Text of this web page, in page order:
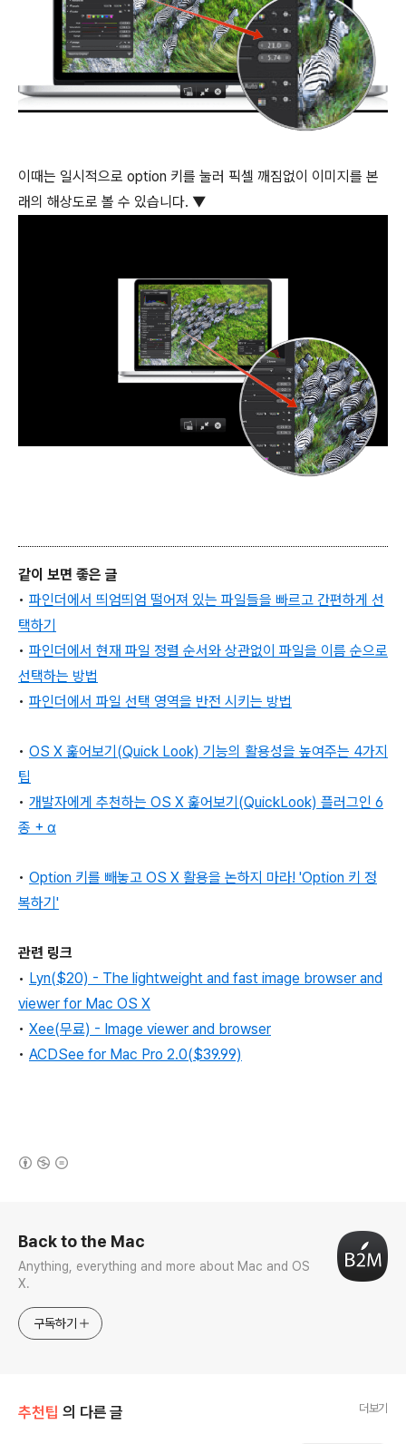
이때는 일시적으로 option 키를 눌러 픽셀 깨짐없이 이미지를 본
래의 해상도로 볼 수 있습니다. ▼
같이 보면 좋은 글
• 파인더에서 띄엄띄엄 떨어져 있는 파일들을 빠르고 간편하게 선
택하기
• 파인더에서 현재 파일 정렬 순서와 상관없이 파일을 이름 순으로
선택하는 방법
• 파인더에서 파일 선택 영역을 반전 시키는 방법
• OS X 훑어보기(Quick Look) 기능의 활용성을 높여주는 4가지
팁
• 개발자에게 추천하는 OS X 훑어보기(QuickLook) 플러그인 6
종 + α
• Option 키를 빼놓고 OS X 활용을 논하지 마라! 'Option 키 정
복하기'
관련 링크
• Lyn($20) - The lightweight and fast image browser and
viewer for Mac OS X
• Xee(무료) - Image viewer and browser
• ACDSee for Mac Pro 2.0($39.99)
Back to the Mac
Anything, everything and more about Mac and OS
X.
구독하기
추천팁 의 다른 글 더보기